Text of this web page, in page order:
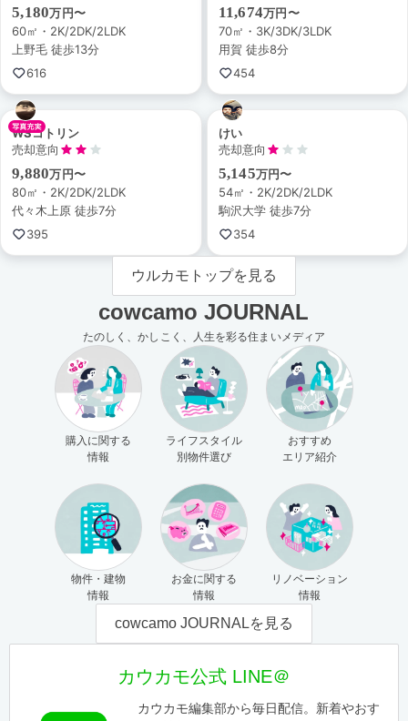
5,180万円〜
60㎡・2K/2DK/2LDK
上野毛 徒歩13分
616
11,674万円〜
70㎡・3K/3DK/3LDK
用賀 徒歩8分
454
WSコトリン
売却意向
9,880万円〜
80㎡・2K/2DK/2LDK
代々木上原 徒歩7分
395
けい
売却意向
5,145万円〜
54㎡・2K/2DK/2LDK
駒沢大学 徒歩7分
354
ウルカモトップを見る
cowcamo JOURNAL
たのしく、かしこく、人生を彩る住まいメディア
購入に関する
情報
ライフスタイル
別物件選び
おすすめ
エリア紹介
物件・建物
情報
お金に関する
情報
リノベーション
情報
cowcamo JOURNALを見る
カウカモ公式 LINE＠
カウカモ編集部から毎日配信。新着やおす